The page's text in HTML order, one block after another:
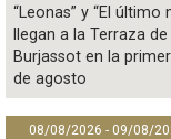
“Leonas” y “El último
llegan a la Terraza
Burjassot en la
de agosto
08/08/2026 - 09/08/